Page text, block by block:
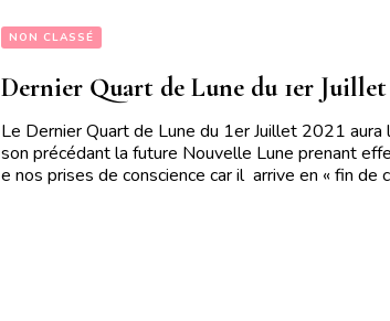
NON CLASSÉ
Dernier Quart de Lune du 1er Juillet
Le Dernier Quart de Lune du 1er Juillet 2021
son précédant la future Nouvelle Lune prenant
e nos prises de conscience car il arrive en « fin de